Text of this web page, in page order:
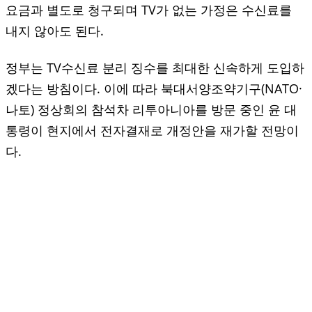
요금과 별도로 청구되며 TV가 없는 가정은 수신료를
내지 않아도 된다.
정부는 TV수신료 분리 징수를 최대한 신속하게 도입하
겠다는 방침이다. 이에 따라 북대서양조약기구(NATO·
나토) 정상회의 참석차 리투아니아를 방문 중인 윤 대
통령이 현지에서 전자결재로 개정안을 재가할 전망이
다.